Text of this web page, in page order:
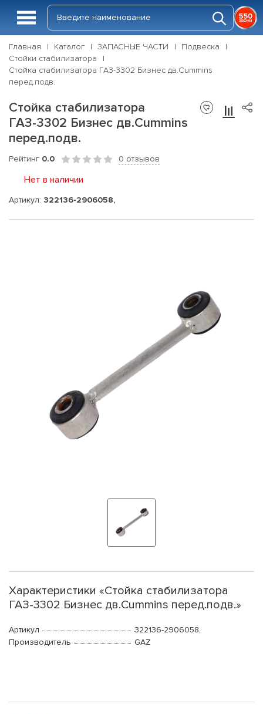
Главная Каталог ЗАПАСНЫЕ ЧАСТИ
Подвеска
Стойки стабилизатора
Стойка стабилизатора ГАЗ-3302 Бизнес дв.Cummins
перед.подв.
Стойка стабилизатора
ГАЗ-3302 Бизнес дв.Cummins
перед.подв.
Рейтинг 0.0 0 отзывов
Нет в наличии
Артикул: 322136-2906058,
Характеристики «Стойка стабилизатора
ГАЗ-3302 Бизнес дв.Cummins перед.подв.»
Артикул
322136-2906058,
Производитель
GAZ